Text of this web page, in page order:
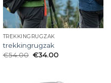
TREKKINGRUGZAK
trekkingrugzak
€54.00 €34.00